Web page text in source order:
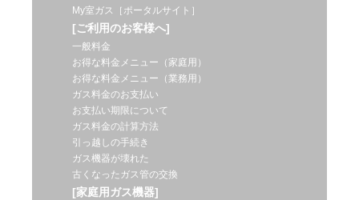
My室ガス［ポータルサイト］
[ご利用のお客様へ]
一般料金
お得な料金メニュー（家庭用）
お得な料金メニュー（業務用）
ガス料金のお支払い
お支払い期限について
ガス料金の計算方法
引っ越しの手続き
ガス機器が壊れた
古くなったガス管の交換
[家庭用ガス機器]